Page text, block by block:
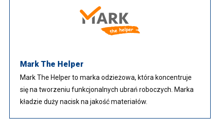
Mark The Helper
Mark The Helper to marka odzieżowa, która koncentruje
się na tworzeniu funkcjonalnych ubrań roboczych. Marka
kładzie duży nacisk na jakość materiałów.